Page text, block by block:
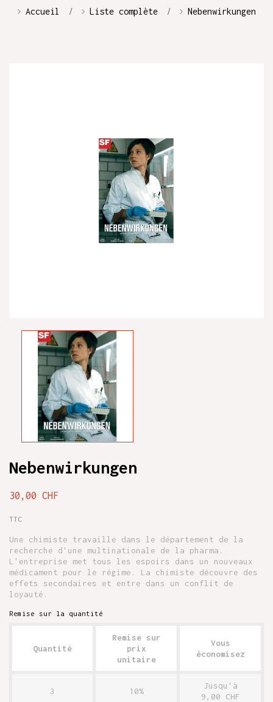
Accueil Liste complète Nebenwirkungen
Nebenwirkungen
30,00 CHF
TTC
Une chimiste travaille dans le département de la
recherche d'une multinationale de la pharma.
L'entreprise met tous les espoirs dans un nouveaux
médicament pour le régime. La chimiste découvre des
effets secondaires et entre dans un conflit de
loyauté.
Remise sur la quantité
Quantité
Remise sur
prix
unitaire
Vous
économisez
3 10%
Jusqu'à
9,00 CHF